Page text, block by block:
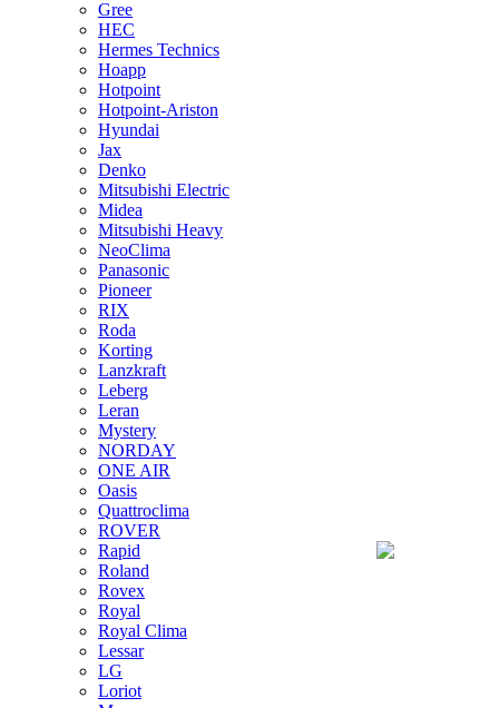
Gree
HEC
Hermes Technics
Hoapp
Hotpoint
Hotpoint-Ariston
Hyundai
Jax
Denko
Mitsubishi Electric
Midea
Mitsubishi Heavy
NeoClima
Panasonic
Pioneer
RIX
Roda
Korting
Lanzkraft
Leberg
Leran
Mystery
NORDAY
ONE AIR
Oasis
Quattroclima
ROVER
Rapid
Roland
Rovex
Royal
Royal Clima
Lessar
LG
Loriot